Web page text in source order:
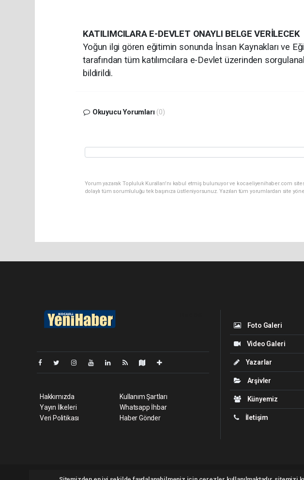
KATILIMCILARA E-DEVLET ONAYLI BELGE VERİLECEK
Yoğun ilgi gören eğitimin sonunda İnsan Kaynakları ve
tarafından tüm katılımcılara e-Devlet üzerinden
bildirildi.
Okuyucu Yorumları (0)
Yorum yazarak Topluluk Kuralları’nı kabul etmiş bulunuyor ve kocaeliyenihaber.com
dolaylı tüm sorumluluğu tek başınıza üstleniyorsunuz. Yazılan tüm yorumlardan site
Hakkımızda
Yayın İlkeleri
Veri Politikası
Kullanım Şartları
Whatsapp İhbar
Haber Gönder
Foto Galeri
Video Galeri
Yazarlar
Arşivler
Künyemiz
İletişim
Kocaeliyenihaber.com Tüm hakları saklı tutulmaktadır. Copyright 2026 ©haber yazılımı